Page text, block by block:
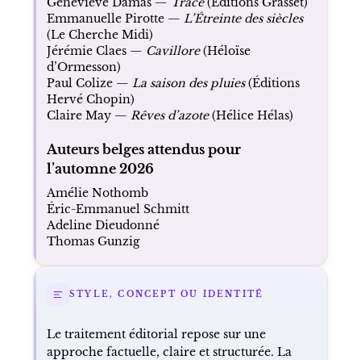
Emmanuelle Pirotte — L’Étreinte des siècles
(Le Cherche Midi)
Jérémie Claes — Cavillore(Héloïse
d’Ormesson)
Paul Colize — La saison des pluies(Éditions
Hervé Chopin)
Claire May — Rêves d’azote(Hélice Hélas)
Auteurs belges attendus pour
l’automne 2026
Amélie Nothomb
Éric-Emmanuel Schmitt
Adeline Dieudonné
Thomas Gunzig
STYLE, CONCEPT OU IDENTITÉ
Le traitement éditorial repose sur une
approche factuelle, claire et structurée. La